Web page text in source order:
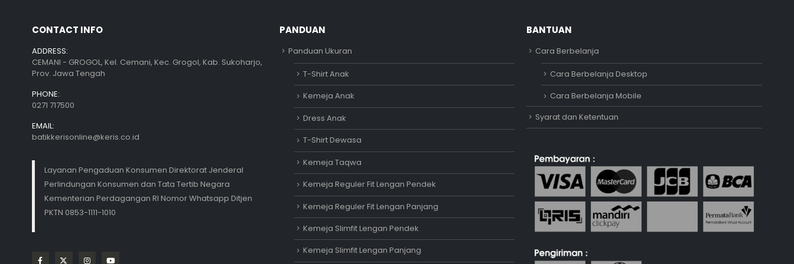
CONTACT INFO
ADDRESS:
CEMANI - GROGOL, Kel. Cemani, Kec. Grogol, Kab. Sukoharjo,
Prov. Jawa Tengah
PHONE:
0271 717500
EMAIL:
batikkerisonline@keris.co.id
Layanan Pengaduan Konsumen Direktorat Jenderal
Perlindungan Konsumen dan Tata Tertib Negara
Kementerian Perdagangan RI Nomor Whatsapp Ditjen
PKTN 0853-1111-1010
PANDUAN
Panduan Ukuran
T-Shirt Anak
Kemeja Anak
Dress Anak
T-Shirt Dewasa
Kemeja Taqwa
Kemeja Reguler Fit Lengan Pendek
Kemeja Reguler Fit Lengan Panjang
Kemeja Slimfit Lengan Pendek
Kemeja Slimfit Lengan Panjang
BANTUAN
Cara Berbelanja
Cara Berbelanja Desktop
Cara Berbelanja Mobile
Syarat dan Ketentuan
Adipati
Online